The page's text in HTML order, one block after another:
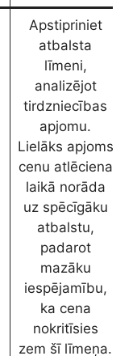
Apstipriniet
atbalsta
līmeni,
analizējot
tirdzniecības
apjomu.
Lielāks apjoms
cenu atlēciena
laikā norāda
uz spēcīgāku
atbalstu,
padarot
mazāku
iespējamību,
ka cena
nokritīsies
zem šī līmeņa.